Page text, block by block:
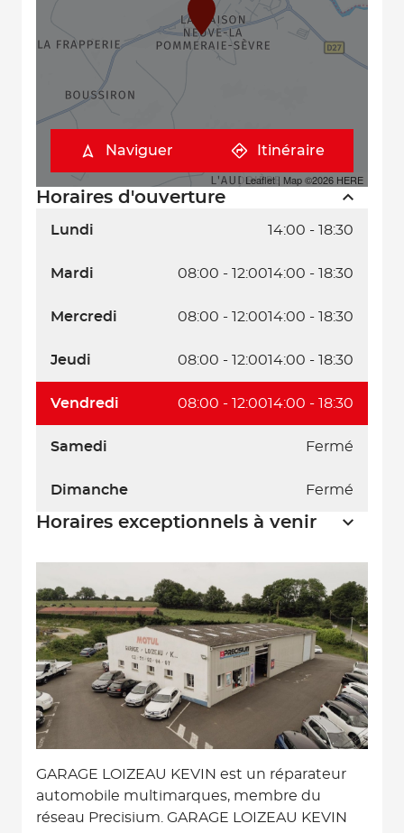
Horaires d'ouverture
Lundi 14:00 - 18:30
Mardi 08:00 - 12:0014:00 - 18:30
Mercredi 08:00 - 12:0014:00 - 18:30
Jeudi 08:00 - 12:0014:00 - 18:30
Vendredi 08:00 - 12:0014:00 - 18:30
Samedi Fermé
Dimanche Fermé
Horaires exceptionnels à venir
Leaflet | Map ©2026 HERE
Naviguer Itinéraire
GARAGE LOIZEAU KEVIN est un réparateur
automobile multimarques, membre du
réseau Precisium. GARAGE LOIZEAU KEVIN